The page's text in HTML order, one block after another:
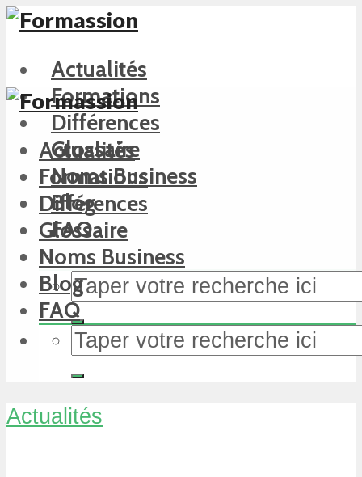
Actualités
Formations
Différences
Glossaire
Noms Business
Blog
FAQ
Actualités
Formations
Différences
Glossaire
Noms Business
Blog
FAQ
Actualités